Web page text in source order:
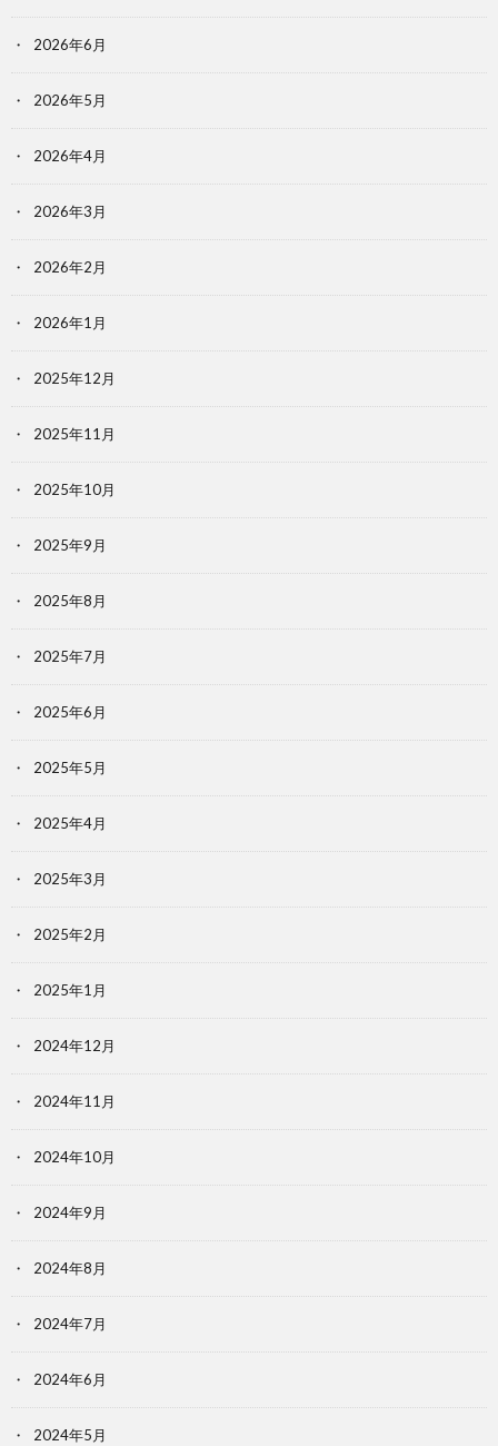
2026年6月
2026年5月
2026年4月
2026年3月
2026年2月
2026年1月
2025年12月
2025年11月
2025年10月
2025年9月
2025年8月
2025年7月
2025年6月
2025年5月
2025年4月
2025年3月
2025年2月
2025年1月
2024年12月
2024年11月
2024年10月
2024年9月
2024年8月
2024年7月
2024年6月
2024年5月